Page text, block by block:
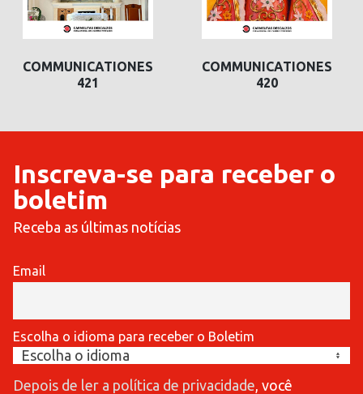
COMMUNICATIONES
421
COMMUNICATIONES
420
Inscreva-se para receber o
boletim
Receba as últimas notícias
Email
Escolha o idioma para receber o Boletim
Depois de ler a política de privacidade , você